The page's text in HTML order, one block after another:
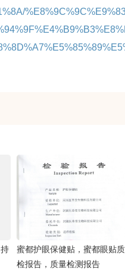
蜜都护眼保健贴，蜜都眼贴质
检报告，质量检测报告